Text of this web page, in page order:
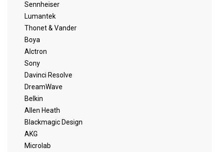
Sennheiser
Lumantek
Thonet & Vander
Boya
Alctron
Sony
Davinci Resolve
DreamWave
Belkin
Allen Heath
Blackmagic Design
AKG
Microlab